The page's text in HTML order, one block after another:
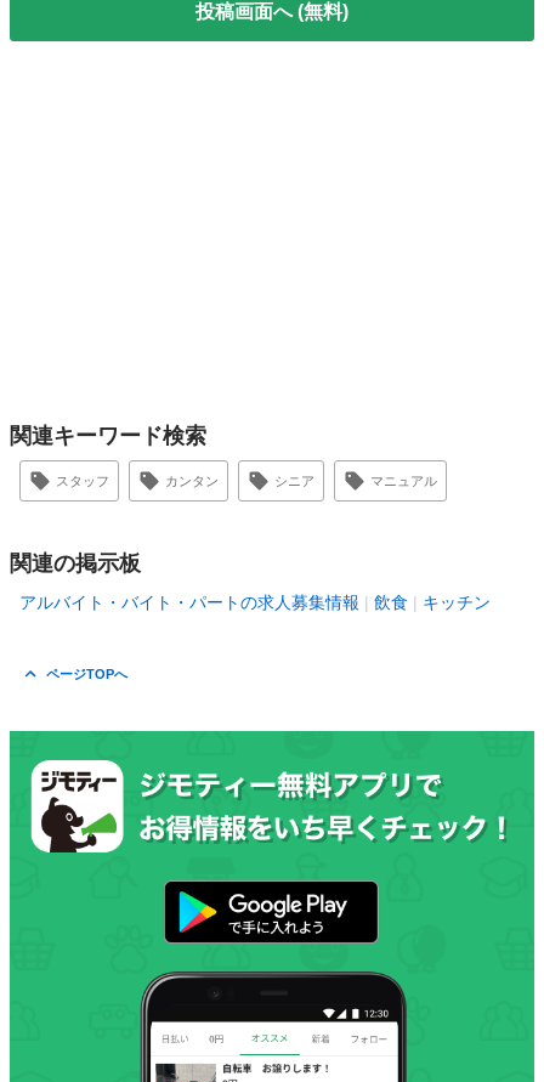
投稿画面へ (無料)
関連キーワード検索
スタッフ カンタン シニア マニュアル
関連の掲示板
アルバイト・バイト・パートの求人募集情報 飲食 キッチン
ページTOPへ